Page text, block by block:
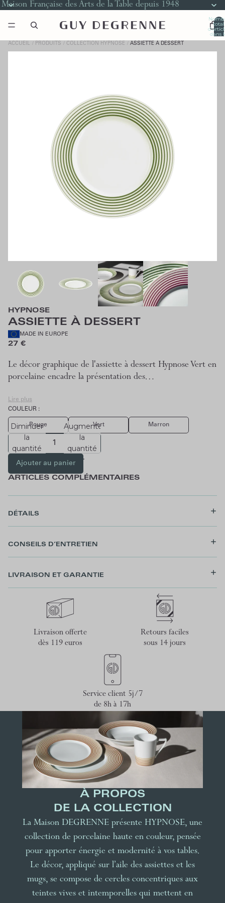
Maison Française des Arts de la Table depuis 1948
total
dans
ACCUEIL PRODUITS COLLECTION HYPNOSE ASSIETTE À DESSERT
HYPNOSE
ASSIETTE À DESSERT
MADE IN EUROPE
27 €
Le décor graphique de l'assiette à dessert Hypnose Vert en
porcelaine encadre la présentation des…
Lire plus
COULEUR :
Rouge Vert Marron
Diminuer
la
quantité
Augmenter
la
quantité
Ajouter au panier
ARTICLES COMPLÉMENTAIRES
DÉTAILS
CONSEILS D’ENTRETIEN
LIVRAISON ET GARANTIE
Livraison offerte
dès 119 euros
Retours faciles
sous 14 jours
Service client 5j/7
de 8h à 17h
À PROPOS
DE LA COLLECTION
La Maison DEGRENNE présente HYPNOSE, une
collection de porcelaine haute en couleur, pensée
pour apporter énergie et modernité à vos tables.
Le décor, appliqué sur l’aile des assiettes et les
mugs, se compose de cercles concentriques aux
teintes vives et intemporelles qui mettent en